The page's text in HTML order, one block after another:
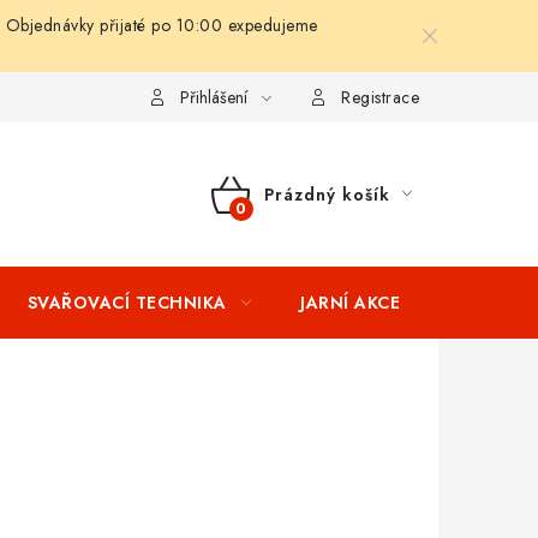
přijaté po 10:00 expedujeme
Splátkový prodej Tabulka velikostí oblečení
Přihlášení Registrace
NÁKUPNÍ
Prázdný košík
SVAŘOVACÍ TECHNIKA JARNÍ AKCE